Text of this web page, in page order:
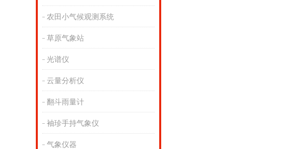
农田小气候观测系统
草原气象站
光谱仪
云量分析仪
翻斗雨量计
袖珍手持气象仪
气象仪器